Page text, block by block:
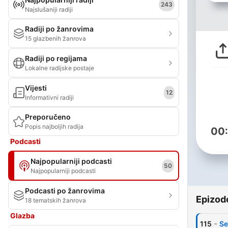
Najslušaniji radiji
243
Radiji po žanrovima
15 glazbenih žanrova
Radiji po regijama
Lokalne radijske postaje
Vijesti
Informativni radiji
12
Preporučeno
Popis najboljih radija
Podcasti
Najpopularniji podcasti
Najpopularniji podcasti
50
Podcasti po žanrovima
18 tematskih žanrova
Glazba
115 -